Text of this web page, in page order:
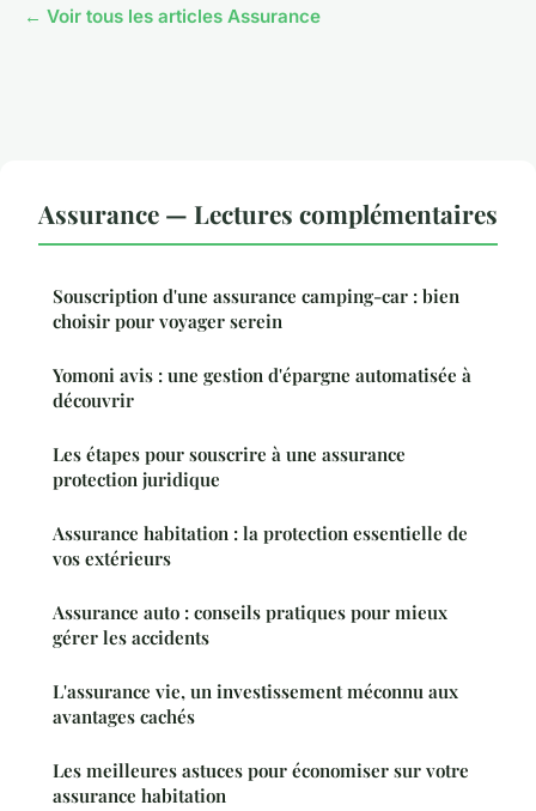
← Voir tous les articles Assurance
Assurance — Lectures complémentaires
Souscription d'une assurance camping-car : bien
choisir pour voyager serein
Yomoni avis : une gestion d'épargne automatisée à
découvrir
Les étapes pour souscrire à une assurance
protection juridique
Assurance habitation : la protection essentielle de
vos extérieurs
Assurance auto : conseils pratiques pour mieux
gérer les accidents
L'assurance vie, un investissement méconnu aux
avantages cachés
Les meilleures astuces pour économiser sur votre
assurance habitation